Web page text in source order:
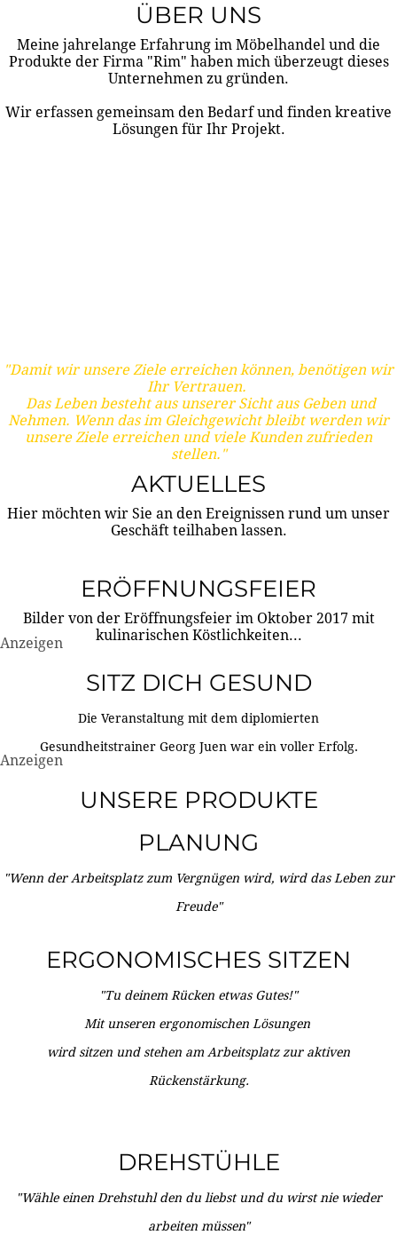
ÜBER UNS
Meine jahrelange Erfahrung im Möbelhandel und die
Produkte der Firma "Rim" haben mich überzeugt dieses
Unternehmen zu gründen.
Wir erfassen gemeinsam den Bedarf und finden kreative
Lösungen für Ihr Projekt.
"Damit wir unsere Ziele erreichen können, benötigen wir
Ihr Vertrauen.
Das Leben besteht aus unserer Sicht aus Geben und
Nehmen. Wenn das im Gleichgewicht bleibt werden wir
unsere Ziele erreichen und viele Kunden zufrieden
stellen."
AKTUELLES
Hier möchten wir Sie an den Ereignissen rund um unser
Geschäft teilhaben lassen.
ERÖFFNUNGSFEIER
Bilder von der Eröffnungsfeier im Oktober 2017 mit
kulinarischen Köstlichkeiten...
Anzeigen
SITZ DICH GESUND
Die Veranstaltung mit dem diplomierten
Gesundheitstrainer Georg Juen war ein voller Erfolg.
Anzeigen
UNSERE PRODUKTE
PLANUNG
"Wenn der Arbeitsplatz zum Vergnügen wird, wird das Leben zur
Freude"
ERGONOMISCHES SITZEN
"Tu deinem Rücken etwas Gutes!"
Mit unseren ergonomischen Lösungen
wird sitzen und stehen am Arbeitsplatz zur aktiven
Rückenstärkung.
DREHSTÜHLE
"Wähle einen Drehstuhl den du liebst und du wirst nie wieder
arbeiten müssen"